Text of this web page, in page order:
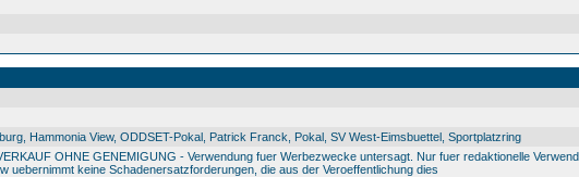
Hammonia View, ODDSET-Pokal, Patrick Franck, Pokal, SV West-Eimsbuettel, Sportplatzring
OHNE GENEMIGUNG - Verwendung fuer Werbezwecke untersagt. Nur fuer redaktionelle
uebernimmt keine Schadenersatzforderungen, die aus der Veroeffentlichung dies